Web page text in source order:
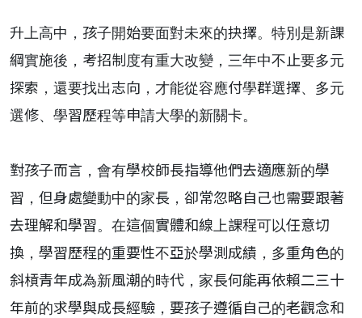
升上高中，孩子開始要面對未來的抉擇。特別是新課
綱實施後，考招制度有重大改變，三年中不止要多元
探索，還要找出志向，才能從容應付學群選擇、多元
選修、學習歷程等申請大學的新關卡。
對孩子而言，會有學校師長指導他們去適應新的學
習，但身處變動中的家長，卻常忽略自己也需要跟著
去理解和學習。在這個實體和線上課程可以任意切
換，學習歷程的重要性不亞於學測成績，多重角色的
斜槓青年成為新風潮的時代，家長何能再依賴二三十
年前的求學與成長經驗，要孩子遵循自己的老觀念和